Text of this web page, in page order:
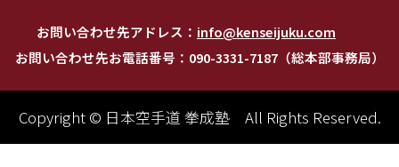
お問い合わせ先アドレス： info@kenseijuku.com
お問い合わせ先お電話番号：090-3331-7187（総本部事務局）
Copyright © 日本空手道 拳成塾 All Rights Reserved.